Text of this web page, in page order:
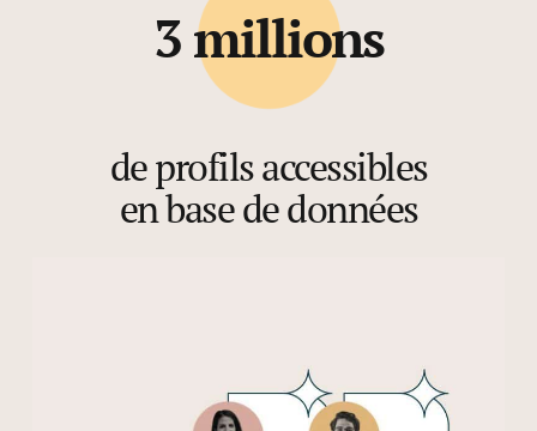
3 millions
de profils accessibles
en base de données